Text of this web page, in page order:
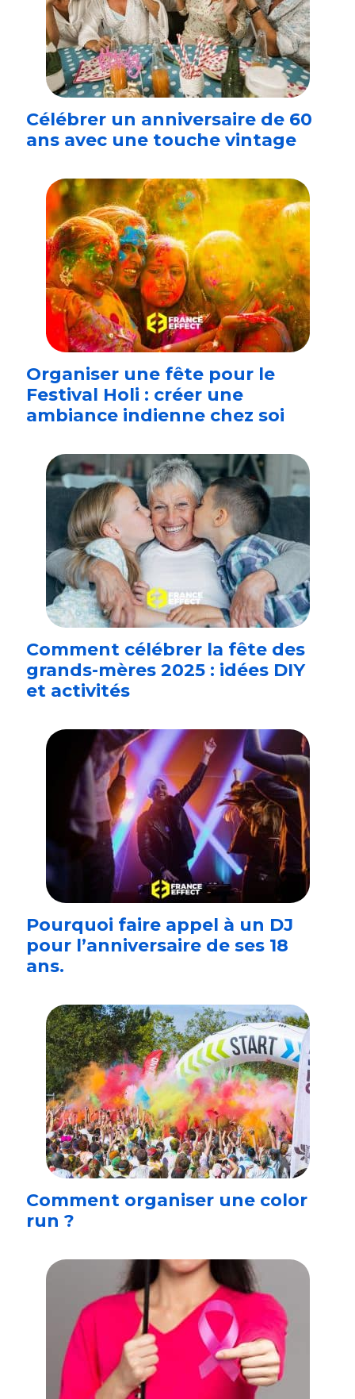
Célébrer un anniversaire de 60
ans avec une touche vintage
Organiser une fête pour le
Festival Holi : créer une
ambiance indienne chez soi
Comment célébrer la fête des
grands-mères 2025 : idées DIY
et activités
Pourquoi faire appel à un DJ
pour l’anniversaire de ses 18
ans.
Comment organiser une color
run ?